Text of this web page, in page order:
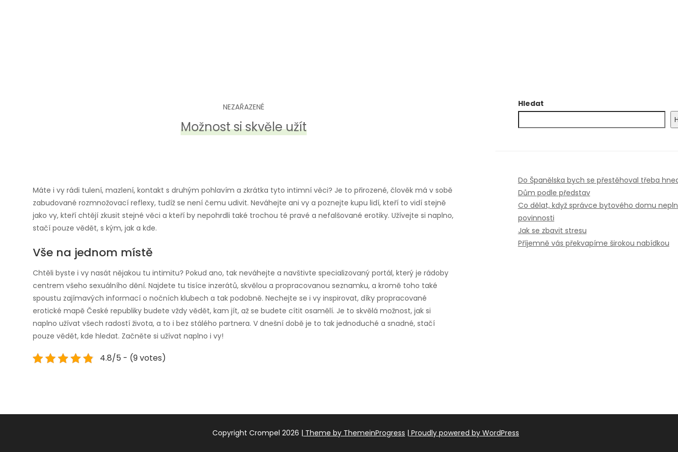
NEZAŘAZENÉ
Možnost si skvěle užít
Máte i vy rádi tulení, mazlení, kontakt s druhým pohlavím a zkrátka tyto intimní věci? Je to přirozené, člověk má v sobě
zabudované rozmnožovací reflexy, tudíž se není čemu udivit. Neváhejte ani vy a poznejte kupu lidí, kteří to vidí stejně
jako vy, kteří chtějí zkusit stejné věci a kteří by nepohrdli také trochou té pravé a nefalšované erotiky. Užívejte si naplno,
stačí pouze vědět, s kým, jak a kde.
Vše na jednom místě
Chtěli byste i vy nasát nějakou tu intimitu? Pokud ano, tak neváhejte a navštivte specializovaný portál, který je rádoby
centrem všeho sexuálního dění. Najdete tu tisíce inzerátů, skvělou a propracovanou seznamku, a kromě toho také
spoustu zajímavých informací o nočních klubech a tak podobně. Nechejte se i vy inspirovat, díky propracované
erotické mapě České republiky budete vždy vědět, kam jít, až se budete cítit osamělí. Je to skvělá možnost, jak si
naplno užívat všech radostí života, a to i bez stálého partnera. V dnešní době je to tak jednoduché a snadné, stačí
pouze vědět, kde hledat. Začněte si užívat naplno i vy!
4.8/5 - (9 votes)
Hledat
Do Španělska bych se přestěhoval třeba
Dům podle představ
Co dělat, když správce bytového domu
povinnosti
Jak se zbavit stresu
Příjemně vás překvapíme širokou nabídkou
Copyright Crompel 2026 | Theme by ThemeinProgress | Proudly powered by WordPress